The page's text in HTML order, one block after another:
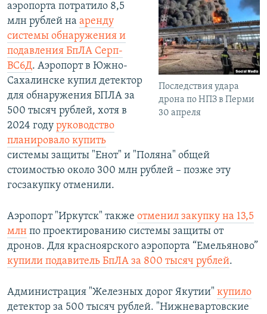
Последствия удара
дрона по НПЗ в Перми
30 апреля
аэропорта потратило 8,5
млн рублей на аренду
системы обнаружения и
подавления БпЛА Серп-
ВС6Д. Аэропорт в Южно-
Сахалинске купил детектор
для обнаружения БПЛА за
500 тысяч рублей, хотя в
2024 году руководство
планировало купить
системы защиты "Енот" и "Поляна" общей
стоимостью около 300 млн рублей – позже эту
госзакупку отменили.
Аэропорт "Иркутск" также отменил закупку на 13,5
млн по проектированию системы защиты от
дронов. Для красноярского аэропорта “Емельяново”
купили подавитель БпЛА за 800 тысяч рублей.
Администрация "Железных дорог Якутии" купило
детектор за 500 тысяч рублей. "Нижневартовские